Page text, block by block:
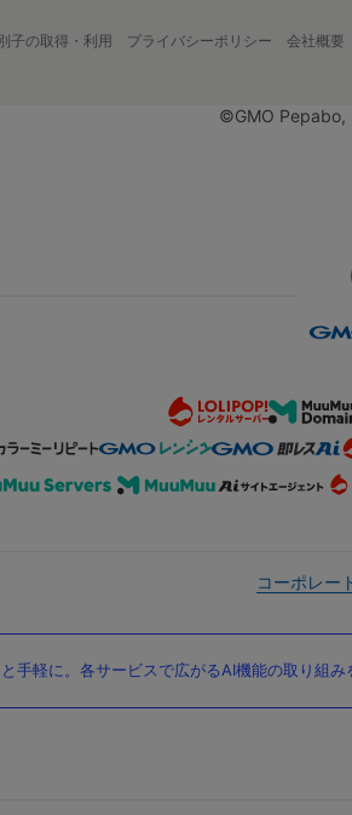
子の取得・利用 プライバシーポリシー 会社概要
©GMO Pepabo,
コーポレー
手軽に。各サービスで広がるAI機能の取り組み